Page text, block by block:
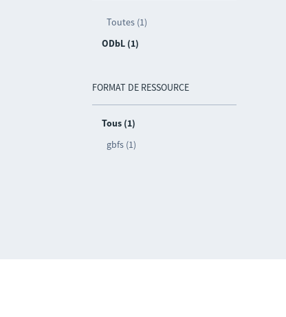
Toutes (1)
ODbL (1)
FORMAT DE RESSOURCE
Tous (1)
gbfs (1)